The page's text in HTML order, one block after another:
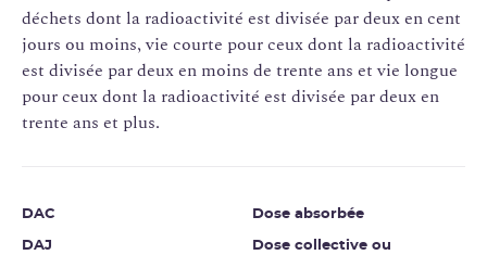
déchets dont la radioactivité est divisée par deux en cent
jours ou moins, vie courte pour ceux dont la radioactivité
est divisée par deux en moins de trente ans et vie longue
pour ceux dont la radioactivité est divisée par deux en
trente ans et plus.
DAC
DAJ
Dose absorbée
Dose collective ou